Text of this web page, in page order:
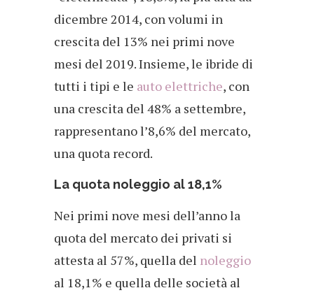
dicembre 2014, con volumi in
crescita del 13% nei primi nove
mesi del 2019. Insieme, le ibride di
tutti i tipi e le auto elettriche, con
una crescita del 48% a settembre,
rappresentano l’8,6% del mercato,
una quota record.
La quota noleggio al 18,1%
Nei primi nove mesi dell’anno la
quota del mercato dei privati si
attesta al 57%, quella del noleggio
al 18,1% e quella delle società al